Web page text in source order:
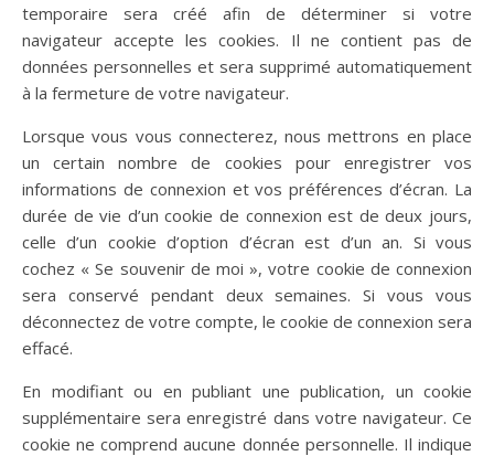
temporaire sera créé afin de déterminer si votre
navigateur accepte les cookies. Il ne contient pas de
données personnelles et sera supprimé automatiquement
à la fermeture de votre navigateur.
Lorsque vous vous connecterez, nous mettrons en place
un certain nombre de cookies pour enregistrer vos
informations de connexion et vos préférences d’écran. La
durée de vie d’un cookie de connexion est de deux jours,
celle d’un cookie d’option d’écran est d’un an. Si vous
cochez « Se souvenir de moi », votre cookie de connexion
sera conservé pendant deux semaines. Si vous vous
déconnectez de votre compte, le cookie de connexion sera
effacé.
En modifiant ou en publiant une publication, un cookie
supplémentaire sera enregistré dans votre navigateur. Ce
cookie ne comprend aucune donnée personnelle. Il indique